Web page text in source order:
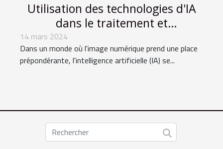
Utilisation des technologies d'IA
dans le traitement et
l'amélioration des images
digitales
14 mars 2024
Dans un monde où l'image numérique prend une place
prépondérante, l'intelligence artificielle (IA) se...